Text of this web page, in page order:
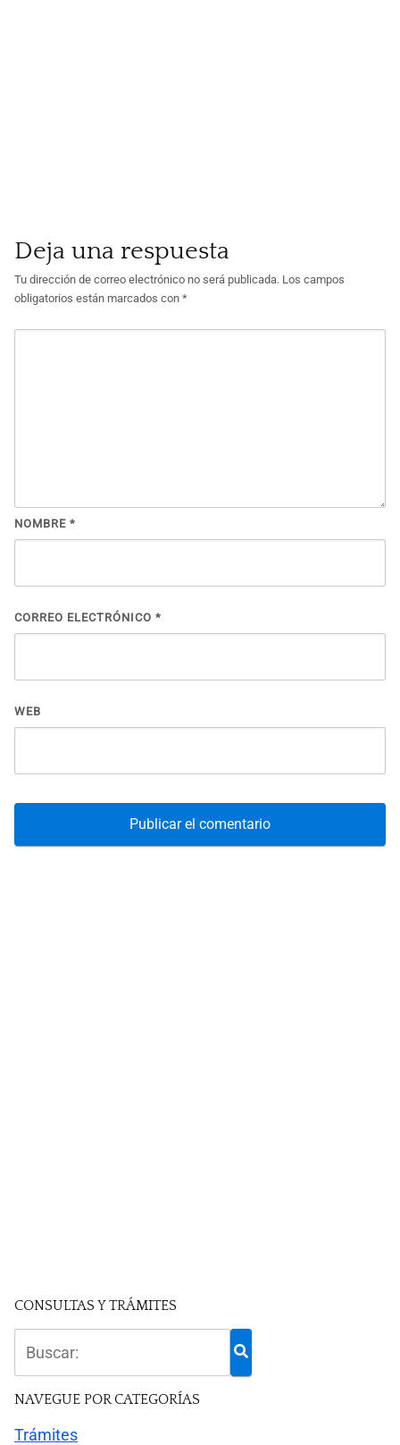
Deja una respuesta
Tu dirección de correo electrónico no será publicada. Los campos
obligatorios están marcados con *
NOMBRE *
CORREO ELECTRÓNICO *
WEB
CONSULTAS Y TRÁMITES
NAVEGUE POR CATEGORÍAS
Trámites